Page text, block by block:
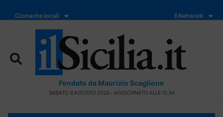
Cronache locali Il Network
Fondato da Maurizio Scaglione
SABATO 8 AGOSTO 2026 - AGGIORNATO ALLE 15:34